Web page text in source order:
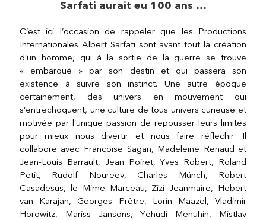
Sarfati aurait eu 100 ans …
C’est ici l’occasion de rappeler que les Productions
Internationales Albert Sarfati sont avant tout la création
d’un homme, qui à la sortie de la guerre se trouve
« embarqué » par son destin et qui passera son
existence à suivre son instinct. Une autre époque
certainement, des univers en mouvement qui
s’entrechoquent, une culture de tous univers curieuse et
motivée par l’unique passion de repousser leurs limites
pour mieux nous divertir et nous faire réflechir. Il
collabore avec Francoise Sagan, Madeleine Renaud et
Jean-Louis Barrault, Jean Poiret, Yves Robert, Roland
Petit, Rudolf Noureev, Charles Münch, Robert
Casadesus, le Mime Marceau, Zizi Jeanmaire, Hebert
van Karajan, Georges Prêtre, Lorin Maazel, Vladimir
Horowitz, Mariss Jansons, Yehudi Menuhin, Mistlav